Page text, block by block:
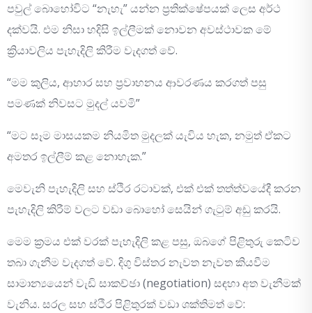
පවුල් බොහෝවිට “නැහැ” යන්න ප්‍රතික්ෂේපයක් ලෙස අර්ථ
දක්වයි. එම නිසා හදිසි ඉල්ලීමක් නොවන අවස්ථාවක මේ
ක්‍රියාවලිය පැහැදිලි කිරීම වැදගත් වේ.
“මම කුලිය, ආහාර සහ ප්‍රවාහනය ආවරණය කරගත් පසු
පමණක් නිවසට මුදල් යවමි”
“මට සෑම මාසයකම නියමිත මුදලක් යැවිය හැක, නමුත් ඒකට
අමතර ඉල්ලීම් කළ නොහැක.”
මෙවැනි පැහැදිලි සහ ස්ථිර රටාවක්, එක් එක් තත්ත්වයේදී කරන
පැහැදිලි කිරීම් වලට වඩා බොහෝ සෙයින් ගැටුම් අඩු කරයි.
මෙම ක්‍රමය එක් වරක් පැහැදිලි කළ පසු, ඔබගේ පිළිතුරු කෙටිව
තබා ගැනීම වැදගත් වේ. දිගු විස්තර නැවත නැවත කියවීම
සාමාන්‍යයෙන් වැඩි සාකච්ඡා (negotiation) සඳහා අත වැනීමක්
වැනිය. සරල සහ ස්ථිර පිළිතුරක් වඩා ශක්තිමත් වේ: